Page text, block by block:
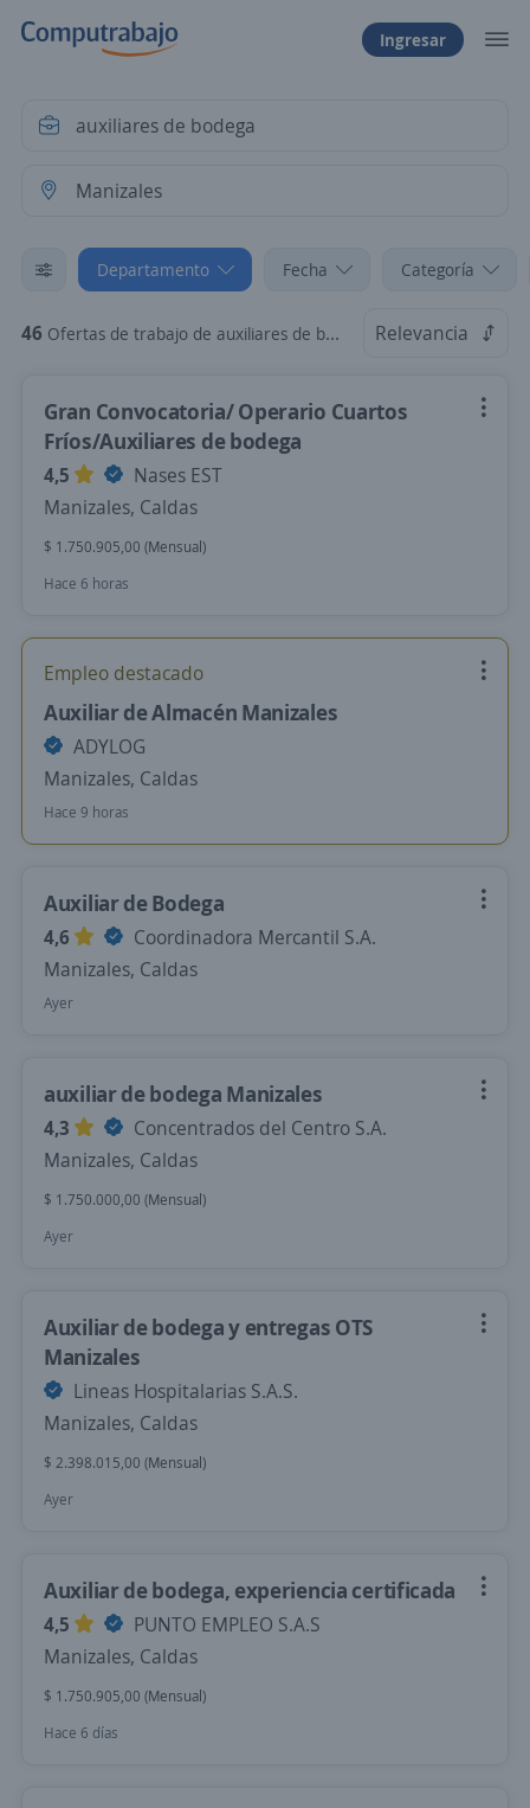
Ingresar
Departamento Fecha Categoría
46 Ofertas de trabajo de auxiliares de bodega en Manizales, Caldas Relevancia
Gran Convocatoria/ Operario Cuartos
Fríos/Auxiliares de bodega
4,5
Nases EST
Manizales, Caldas
$ 1.750.905,00 (Mensual)
Hace 6 horas
Empleo destacado
Auxiliar de Almacén Manizales
ADYLOG
Manizales, Caldas
Hace 9 horas
Auxiliar de Bodega
4,6
Coordinadora Mercantil S.A.
Manizales, Caldas
Ayer
auxiliar de bodega Manizales
4,3
Concentrados del Centro S.A.
Manizales, Caldas
$ 1.750.000,00 (Mensual)
Ayer
Auxiliar de bodega y entregas OTS
Manizales
Lineas Hospitalarias S.A.S.
Manizales, Caldas
$ 2.398.015,00 (Mensual)
Ayer
Auxiliar de bodega, experiencia certificada
4,5
PUNTO EMPLEO S.A.S
Manizales, Caldas
$ 1.750.905,00 (Mensual)
Hace 6 días